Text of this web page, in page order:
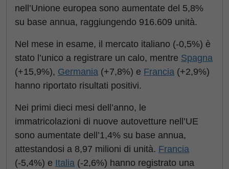
nell’Unione europea sono aumentate del 5,8%
su base annua, raggiungendo 916.609 unità.
Nel mese in esame, il mercato italiano (-0,5%) è
stato l’unico a registrare un calo, mentre Spagna
(+15,9%), Germania (+7,8%) e Francia (+2,9%)
hanno riportato risultati positivi.
Nei primi dieci mesi dell’anno, le
immatricolazioni di nuove autovetture nell’UE
sono aumentate dell’1,4% su base annua,
attestandosi a 8,97 milioni di unità. Francia
(-5,4%) e Italia (-2,6%) hanno registrato una